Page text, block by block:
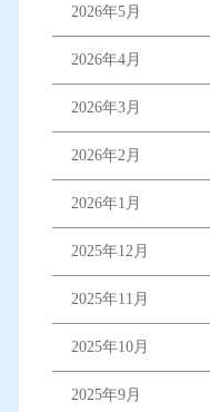
2026年5月
2026年4月
2026年3月
2026年2月
2026年1月
2025年12月
2025年11月
2025年10月
2025年9月